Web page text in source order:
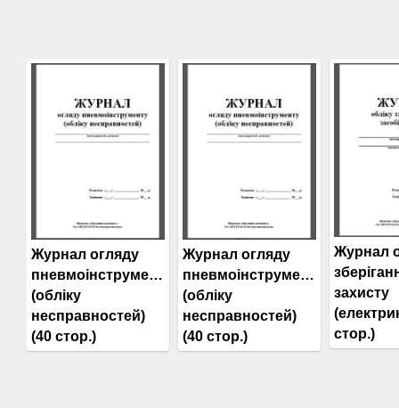
Журнал огляду
пневмоінструменту
(обліку
несправностей)
(40 стор.)
Журнал огляду
пневмоінструменту
(обліку
несправностей)
(40 стор.)
Журнал
захисту
стор.)